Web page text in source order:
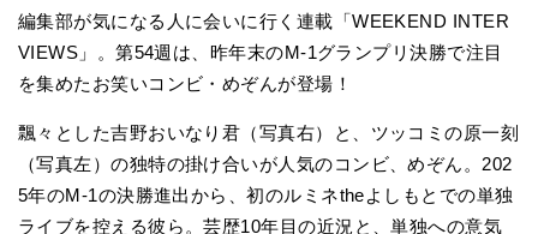
編集部が気になる人に会いに行く連載「WEEKEND INTER
VIEWS」。第54週は、昨年末のM-1グランプリ決勝で注目
を集めたお笑いコンビ・めぞんが登場！
飄々とした吉野おいなり君（写真右）と、ツッコミの原一刻
（写真左）の独特の掛け合いが人気のコンビ、めぞん。202
5年のM-1の決勝進出から、初のルミネtheよしもとでの単独
ライブを控える彼ら。芸歴10年目の近況と、単独への意気